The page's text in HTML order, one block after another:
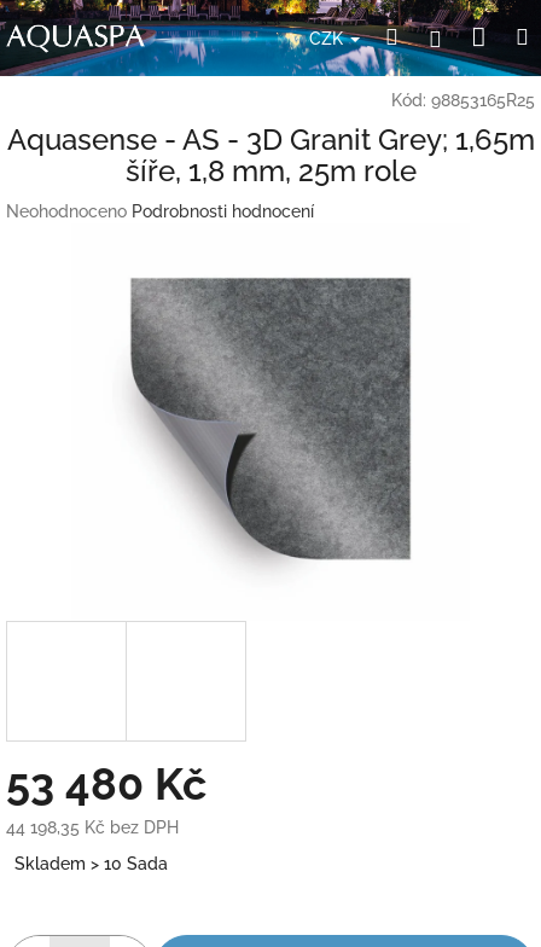
Přejít
na
obsah
CZK HledatPřihlášení
Kód: 98853165R25
Aquasense - AS - 3D Granit Grey; 1,65m
šíře, 1,8 mm, 25m role
Průměrné
Neohodnoceno Podrobnosti hodnocení
53 480 Kč
44 198,35 Kč bez DPH
cena:
Skladem > 10 Sada